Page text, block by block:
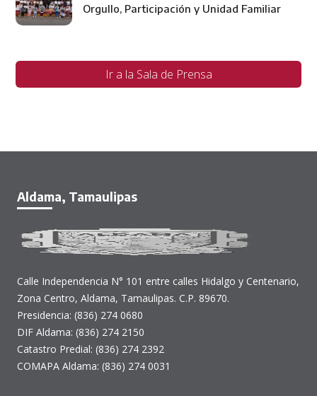
Orgullo, Participación y Unidad Familiar
Ir a la Sala de Prensa
Aldama, Tamaulipas
Calle Independencia N° 101 entre calles Hidalgo y Centenario,
Zona Centro, Aldama, Tamaulipas. C.P. 89670.
Presidencia: (836) 274 0680
DIF Aldama: (836) 274 2150
Catastro Predial: (836) 274 2392
COMAPA Aldama: (836) 274 0031